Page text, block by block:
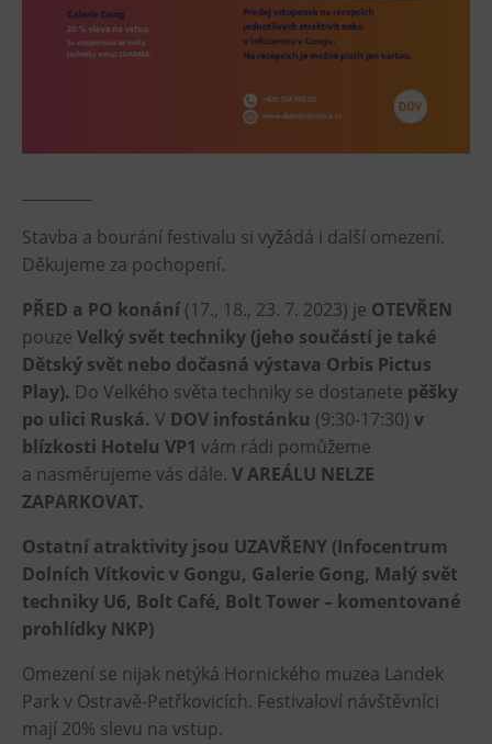
Ubytování
Narozeninové oslavy
Letní tábory
Tematické dárkové poukazy
Pro školy
DOVýuky
Kroužky pro děti
Výjezdní akce
Stavba a bourání festivalu si vyžádá i další omezení.
Děkujeme za pochopení.
PŘED a PO konání (17., 18., 23. 7. 2023) je OTEVŘEN
pouze Velký svět techniky (jeho součástí je také
Dětský svět nebo dočasná výstava Orbis Pictus
Play). Do Velkého světa techniky se dostanete pěšky
po ulici Ruská. V DOV infostánku (9:30-17:30) v
blízkosti Hotelu VP1 vám rádi pomůžeme
a nasměrujeme vás dále. V AREÁLU NELZE
ZAPARKOVAT.
Ostatní atraktivity jsou UZAVŘENY (Infocentrum
Dolních Vítkovic v Gongu, Galerie Gong, Malý svět
techniky U6, Bolt Café, Bolt Tower – komentované
prohlídky NKP)
Omezení se nijak netýká Hornického muzea Landek
Park v Ostravě-Petřkovicích. Festivaloví návštěvníci
mají 20% slevu na vstup.